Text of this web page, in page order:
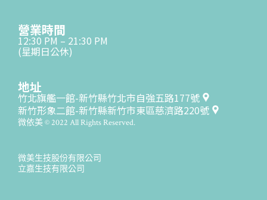
營業時間
12:30 PM – 21:30 PM
(星期日公休)
地址
竹北旗艦一館-新竹縣竹北市自強五路177號
新竹形象二館-新竹縣新竹市東區慈濟路220號
微依美 © 2022 All Rights Reserved.
微美生技股份有限公司
立嘉生技有限公司